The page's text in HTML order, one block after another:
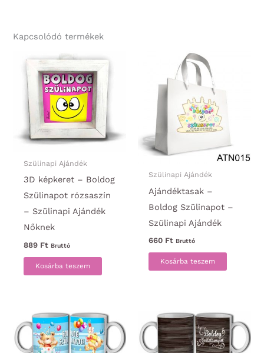
Kapcsolódó termékek
Szülinapi Ajándék
3D képkeret – Boldog
Szülinapot rózsaszín
– Szülinapi Ajándék
Nőknek
889 Ft Bruttó
Kosárba teszem
Szülinapi Ajándék
Ajándéktasak –
Boldog Szülinapot –
Szülinapi Ajándék
660 Ft Bruttó
Kosárba teszem